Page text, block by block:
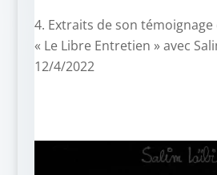
4. Extraits de son témoignage
« Le Libre Entretien » avec
12/4/2022